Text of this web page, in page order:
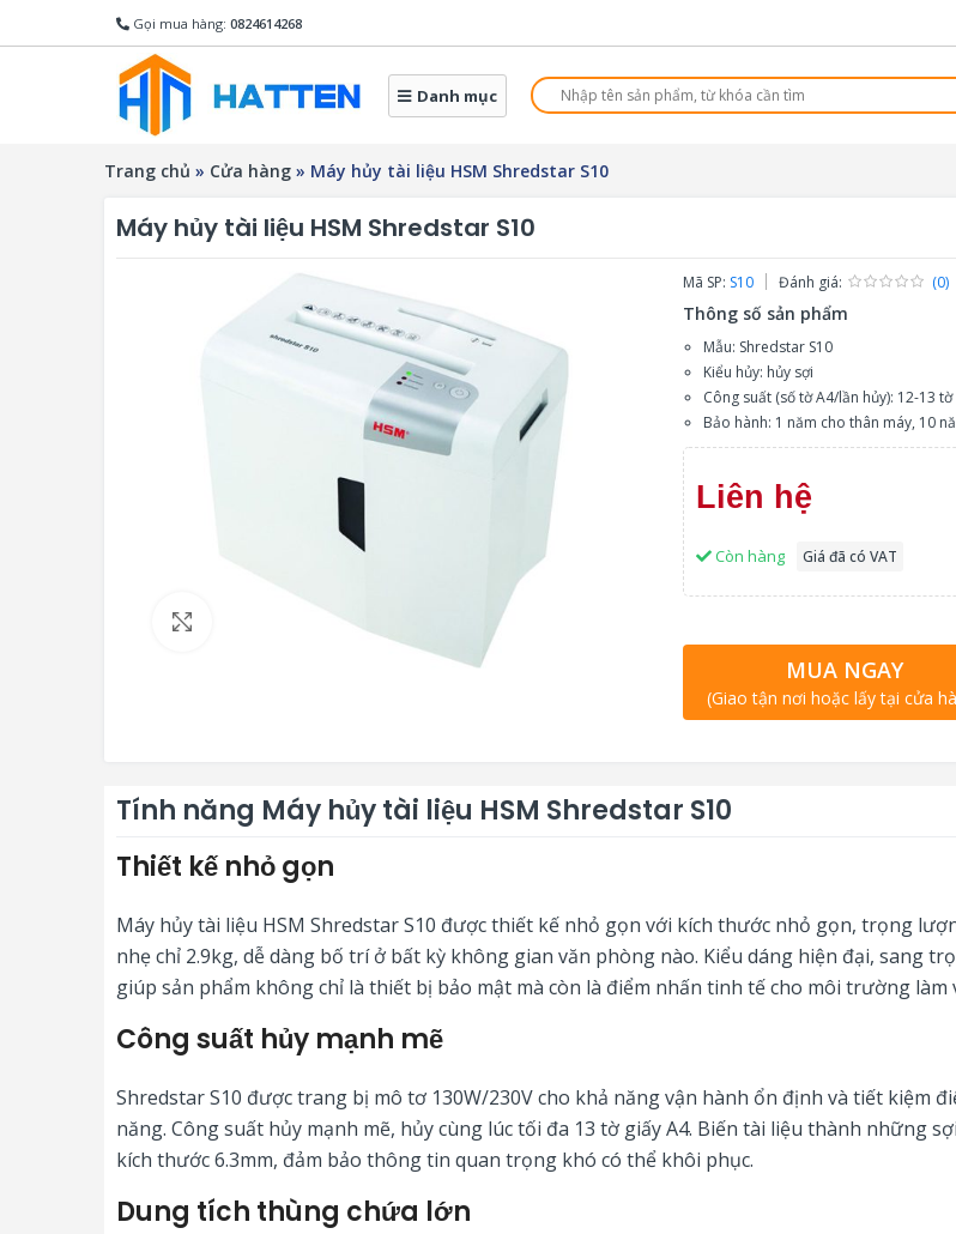
Gọi mua hàng: 0824614268
Danh mục
Trang chủ » Cửa hàng » Máy hủy tài liệu HSM Shredstar S10
Máy hủy tài liệu HSM Shredstar S10
Mã SP: S10 Đánh giá: (0)
Thông số sản phẩm
Mẫu: Shredstar S10
Kiểu hủy: hủy sợi
Công suất (số tờ A4/lần hủy): 12-13
Bảo hành: 1 năm cho thân máy, 10
Liên hệ
Còn hàng Giá đã có VAT
MUA NGAY
(Giao tận nơi hoặc lấy tại cửa
Tính năng Máy hủy tài liệu HSM Shredstar S10
Thiết kế nhỏ gọn
Máy hủy tài liệu HSM Shredstar S10 được thiết kế nhỏ gọn với kích thước nhỏ gọn, trọng
nhẹ chỉ 2.9kg, dễ dàng bố trí ở bất kỳ không gian văn phòng nào. Kiểu dáng hiện đại, sang
giúp sản phẩm không chỉ là thiết bị bảo mật mà còn là điểm nhấn tinh tế cho môi trường làm
Công suất hủy mạnh mẽ
Shredstar S10 được trang bị mô tơ 130W/230V cho khả năng vận hành ổn định và tiết kiệm
năng. Công suất hủy mạnh mẽ, hủy cùng lúc tối đa 13 tờ giấy A4. Biến tài liệu thành những
kích thước 6.3mm, đảm bảo thông tin quan trọng khó có thể khôi phục.
Dung tích thùng chứa lớn